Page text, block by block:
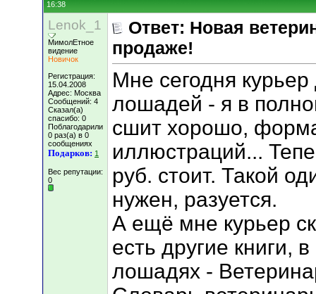
16:38
Lenok_1
МимолЕтное
видение
Новичок
Регистрация:
15.04.2008
Адрес: Москва
Сообщений: 4
Сказал(а)
спасибо: 0
Поблагодарили
0 раз(а) в 0
сообщениях
Подарков: 1
Вес репутации:
0
Ответ: Новая
продаже!
Мне сегодня
лошадей - я в
сшит хорошо,
иллюстраций...
руб. стоит. Такой
нужен, разуется.
А ещё мне курьер
есть другие книги,
лошадях -